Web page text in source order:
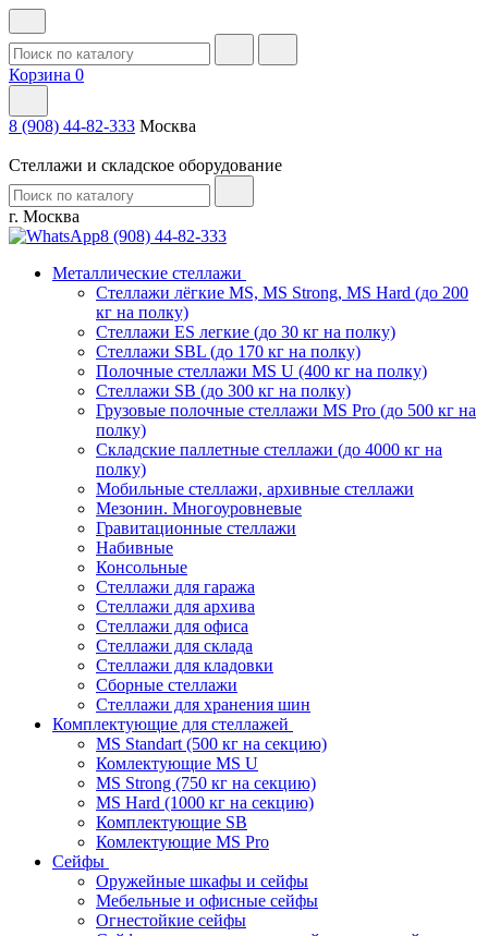
Корзина 0
8 (908) 44-82-333 Москва
Стеллажи и складское оборудование
г. Москва
8 (908) 44-82-333
Металлические стеллажи
Стеллажи лёгкие MS, MS Strong, MS Hard (до 200
кг на полку)
Стеллажи ES легкие (до 30 кг на полку)
Стеллажи SBL (до 170 кг на полку)
Полочные стеллажи MS U (400 кг на полку)
Стеллажи SB (до 300 кг на полку)
Грузовые полочные стеллажи MS Pro (до 500 кг на
полку)
Складские паллетные стеллажи (до 4000 кг на
полку)
Мобильные стеллажи, архивные стеллажи
Мезонин. Многоуровневые
Гравитационные стеллажи
Набивные
Консольные
Стеллажи для гаража
Стеллажи для архива
Стеллажи для офиса
Стеллажи для склада
Стеллажи для кладовки
Сборные стеллажи
Стеллажи для хранения шин
Комплектующие для стеллажей
MS Standart (500 кг на секцию)
Комлектующие MS U
MS Strong (750 кг на секцию)
MS Hard (1000 кг на секцию)
Комплектующие SB
Комлектующие MS Pro
Сейфы
Оружейные шкафы и сейфы
Мебельные и офисные сейфы
Огнестойкие сейфы